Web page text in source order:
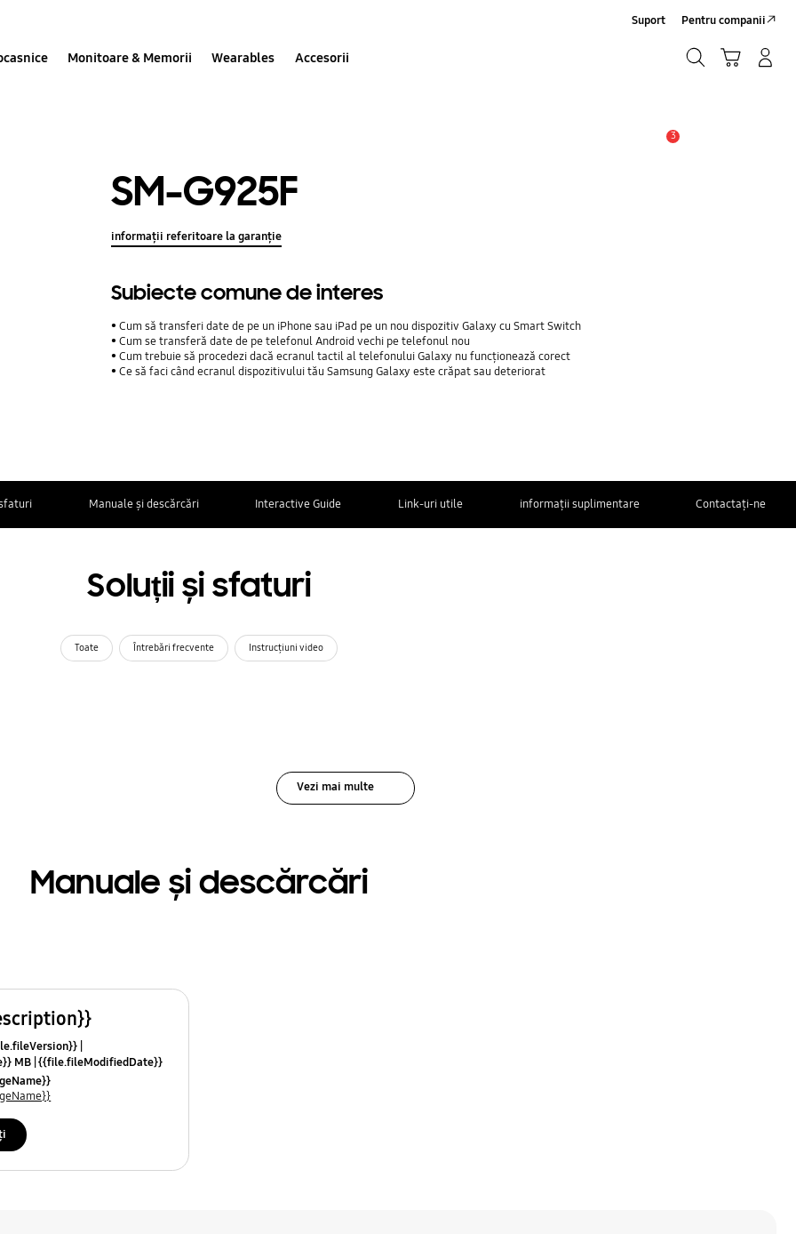
Monitoare & Memorii Wearables Accesorii
Suport Pentru companii
3
SM-G925F
informații referitoare la garanție
Subiecte comune de interes
Cum să transferi date de pe un iPhone sau iPad pe un nou dispozitiv Galaxy cu Smart Switch
Cum se transferă date de pe telefonul Android vechi pe telefonul nou
Cum trebuie să procedezi dacă ecranul tactil al telefonului Galaxy nu funcționează corect
Ce să faci când ecranul dispozitivului tău Samsung Galaxy este crăpat sau deteriorat
Manuale și descărcări Interactive Guide Link-uri utile informații suplimentare Contactaţi-ne
Soluții și sfaturi
Toate Întrebări frecvente Instrucţiuni video
Vezi mai multe
Manuale și descărcări
MB {{file.fileModifiedDate}}